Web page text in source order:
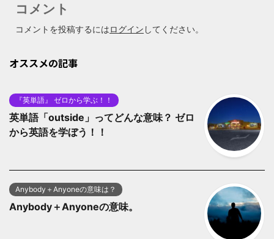
コメント
コメントを投稿するにはログイン してください。
オススメの記事
『英単語』 ゼロから学ぶ！！
英単語「outside」ってどんな意味？ ゼロ
から英語を学ぼう！！
Anybody＋Anyoneの意味は？
Anybody＋Anyoneの意味。